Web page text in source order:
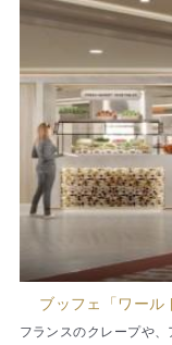
ブッフェ「ワール
フランスのクレープや